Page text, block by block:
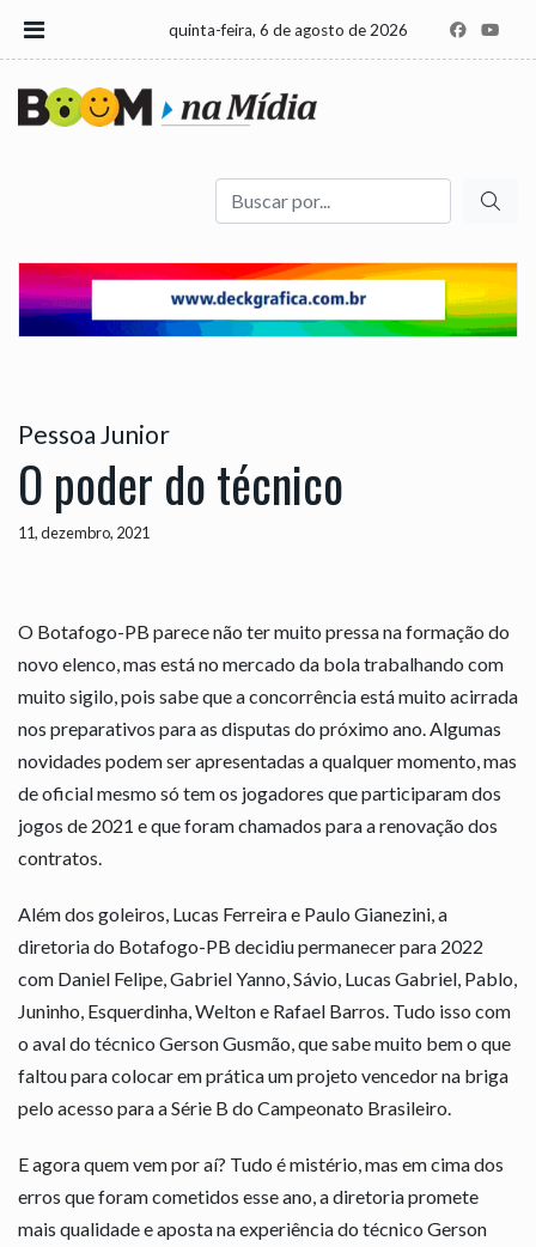
quinta-feira, 6 de agosto de 2026
Buscar
Pessoa Junior
O poder do técnico
11, dezembro, 2021
O Botafogo-PB parece não ter muito pressa na formação do
novo elenco, mas está no mercado da bola trabalhando com
muito sigilo, pois sabe que a concorrência está muito acirrada
nos preparativos para as disputas do próximo ano. Algumas
novidades podem ser apresentadas a qualquer momento, mas
de oficial mesmo só tem os jogadores que participaram dos
jogos de 2021 e que foram chamados para a renovação dos
contratos.
Além dos goleiros, Lucas Ferreira e Paulo Gianezini, a
diretoria do Botafogo-PB decidiu permanecer para 2022
com Daniel Felipe, Gabriel Yanno, Sávio, Lucas Gabriel, Pablo,
Juninho, Esquerdinha, Welton e Rafael Barros. Tudo isso com
o aval do técnico Gerson Gusmão, que sabe muito bem o que
faltou para colocar em prática um projeto vencedor na briga
pelo acesso para a Série B do Campeonato Brasileiro.
E agora quem vem por aí? Tudo é mistério, mas em cima dos
erros que foram cometidos esse ano, a diretoria promete
mais qualidade e aposta na experiência do técnico Gerson